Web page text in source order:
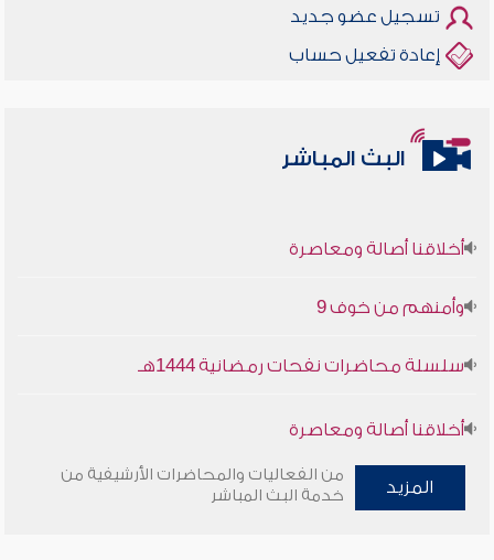
تسجيل عضو جديد
إعادة تفعيل حساب
البث المباشر
أخلاقنا أصالة ومعاصرة
وأمنهم من خوف 9
سلسلة محاضرات نفحات رمضانية 1444هـ
أخلاقنا أصالة ومعاصرة
وأمنهم من خوف 9
المزيد
من الفعاليات والمحاضرات الأرشيفية من
خدمة البث المباشر